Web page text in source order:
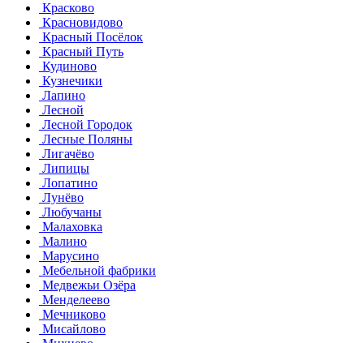
Красково
Красновидово
Красный Посёлок
Красный Путь
Кудиново
Кузнечики
Лапино
Лесной
Лесной Городок
Лесные Поляны
Лигачёво
Липицы
Лопатино
Лунёво
Любучаны
Малаховка
Малино
Марусино
Мебельной фабрики
Медвежьи Озёра
Менделеево
Мечниково
Мисайлово